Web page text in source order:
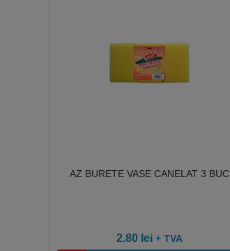
AZ BURETE VASE CANELAT 3 BUC
2.80 lei + TVA